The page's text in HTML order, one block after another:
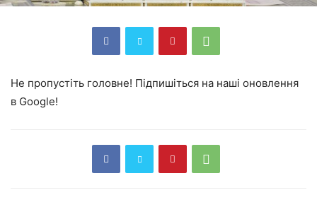
Не пропустіть головне! Підпишіться на наші оновлення
в Google!